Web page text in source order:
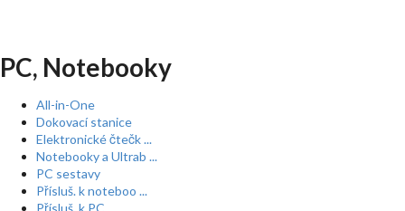
PC, Notebooky
All-in-One
Dokovací stanice
Elektronické čtečk ...
Notebooky a Ultrab ...
PC sestavy
Přísluš. k noteboo ...
Přísluš. k PC